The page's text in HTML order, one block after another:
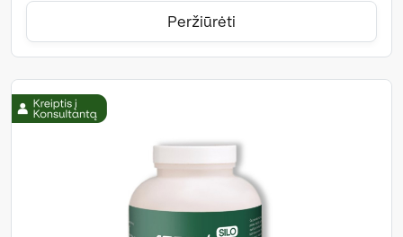
Peržiūrėti